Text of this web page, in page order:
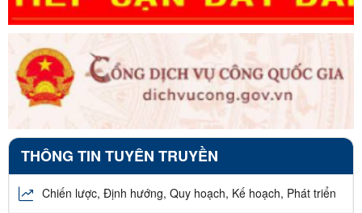
THÔNG TIN TUYÊN TRUYỀN
Chiến lược, Định hướng, Quy hoạch, Kế hoạch, Phát triển